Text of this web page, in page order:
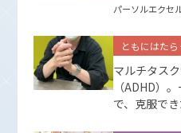
パーソルエクセ
ともにはた
マルチタス
（ADHD）
で、克服でき